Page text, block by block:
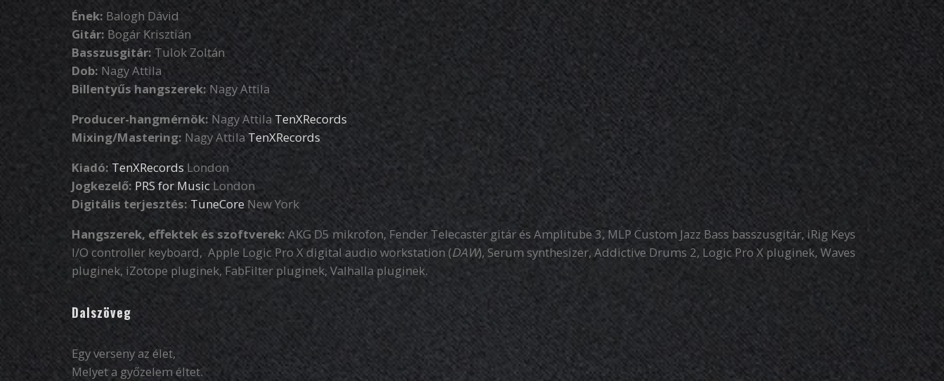
Ének: Balogh Dávid
Gitár: Bogár Krisztián
Basszusgitár: Tulok Zoltán
Dob: Nagy Attila
Billentyűs hangszerek:Nagy Attila
Producer-hangmérnök:Nagy Attila TenXRecords
Mixing/Mastering: Nagy AttilaTenXRecords
Kiadó: TenXRecords London
Jogkezelő: PRS for Music London
Digitális terjesztés: TuneCore New York
Hangszerek, effektek és szoftverek: AKG D5 mikrofon, Fender Telecaster gitár és Amplitube 3, MLP Custom Jazz Bass basszusgitár, iRig Keys
I/O controller keyboard, Apple Logic Pro X digital audio workstation (DAW), Serum synthesizer, Addictive Drums 2, Logic Pro X pluginek, Waves
pluginek, iZotope pluginek, FabFilter pluginek, Valhalla pluginek.
Dalszöveg
Egy verseny az élet,
Melyet a győzelem éltet.